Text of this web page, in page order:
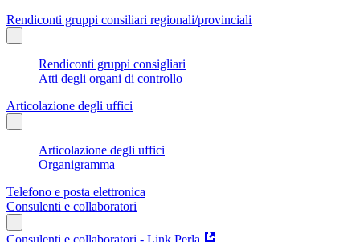
Rendiconti gruppi consiliari regionali/provinciali
Rendiconti gruppi consigliari
Atti degli organi di controllo
Articolazione degli uffici
Articolazione degli uffici
Organigramma
Telefono e posta elettronica
Consulenti e collaboratori
Consulenti e collaboratori - Link Perla